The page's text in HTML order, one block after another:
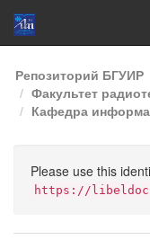
Skip
navigation
Репозиторий БГУИР
Факультет
Кафедра
Please use this
https://